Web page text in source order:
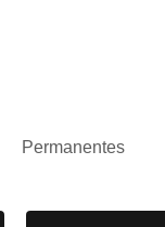
Permanentes